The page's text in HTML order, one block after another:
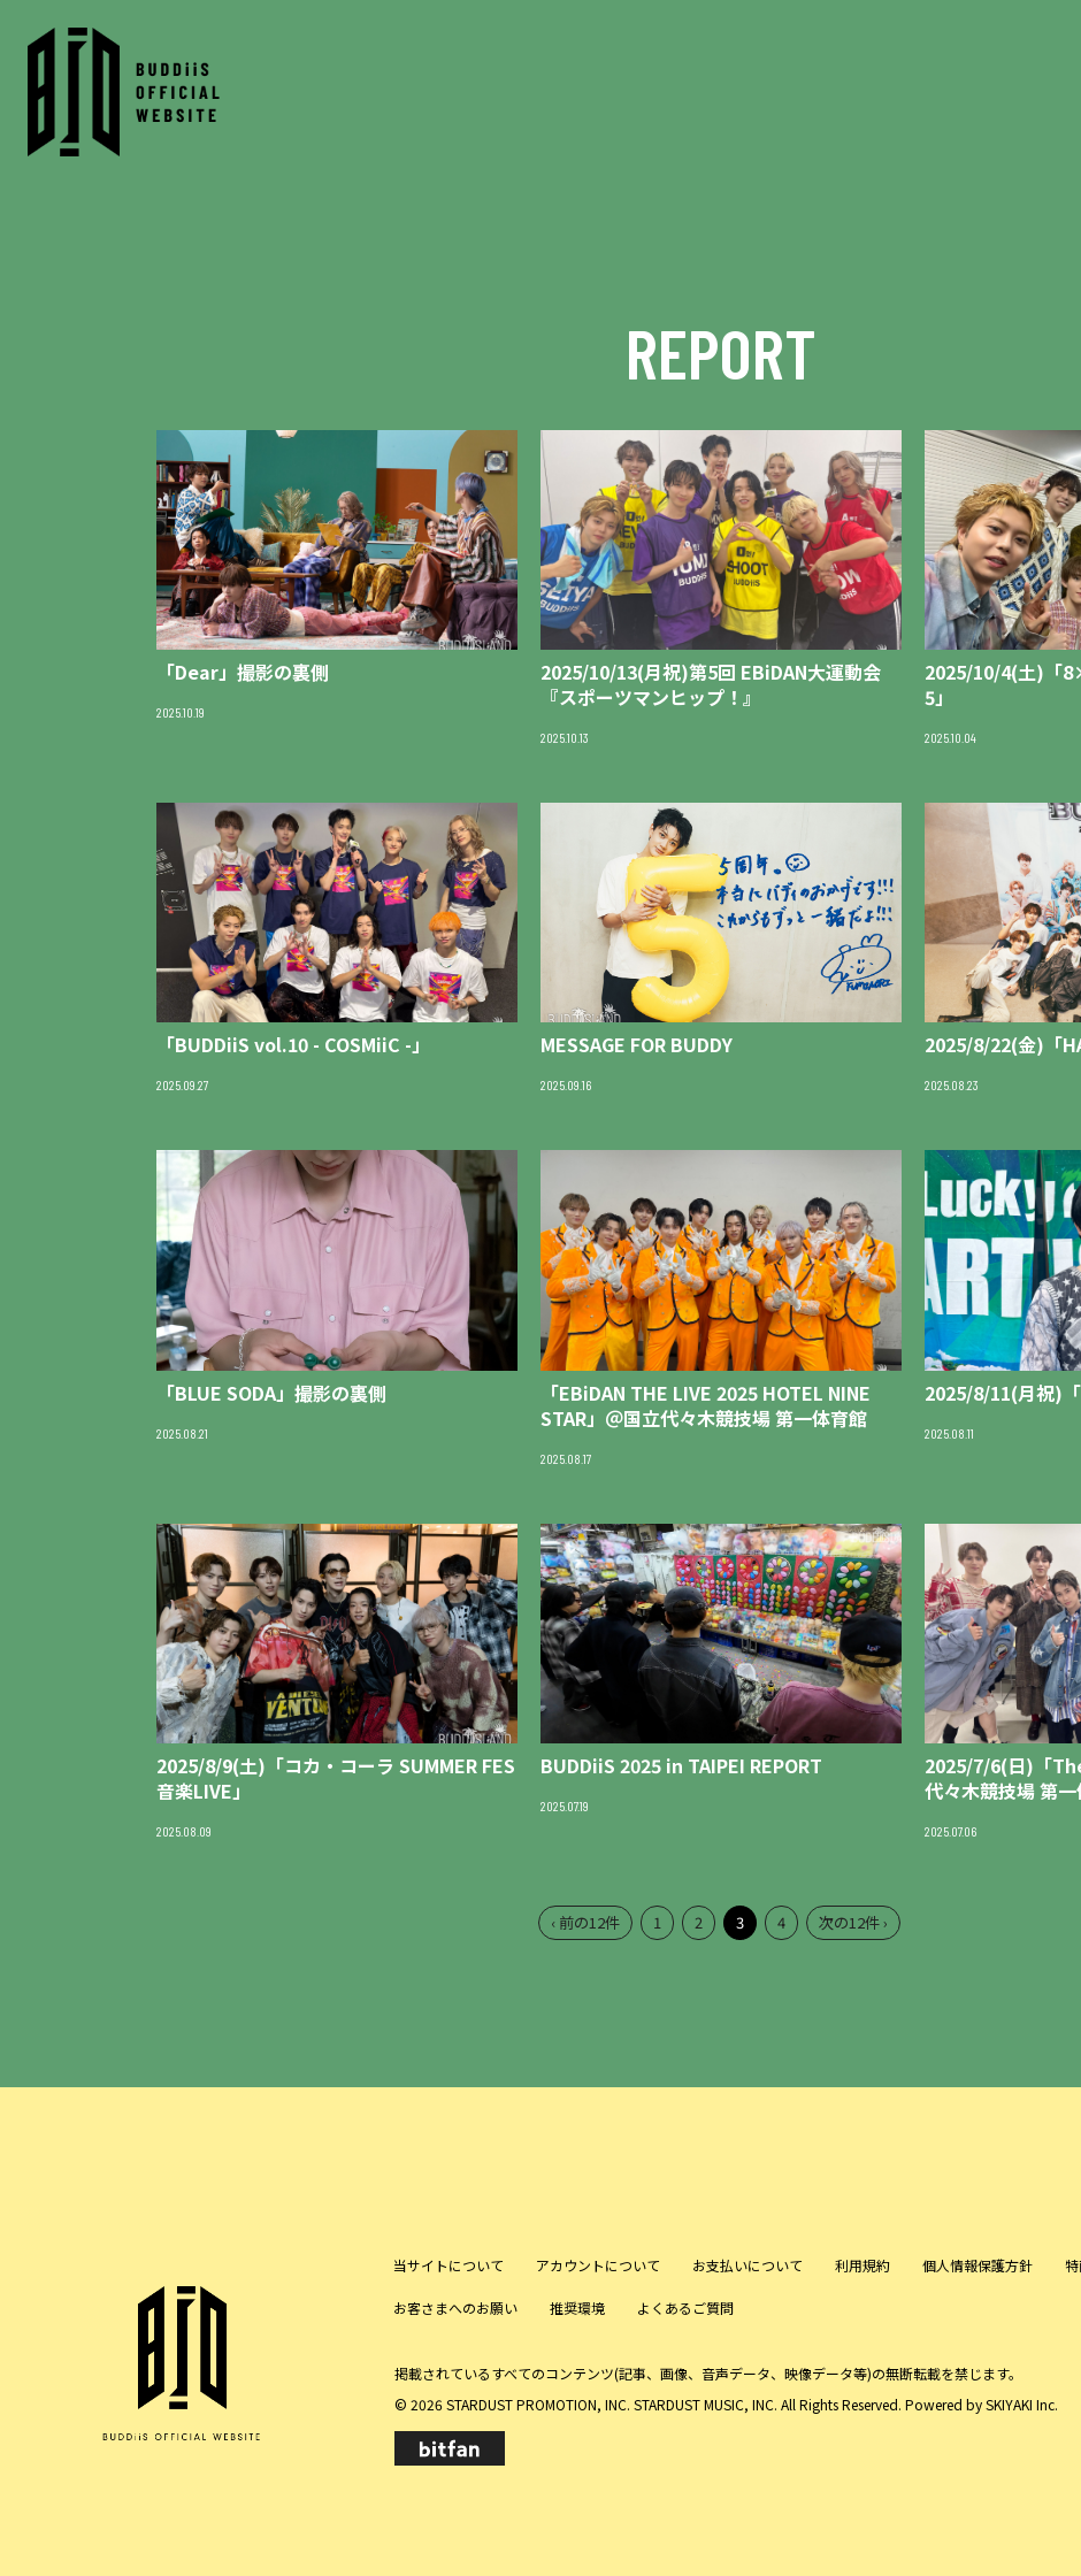
REPORT
「Dear」撮影の裏側
2025.10.19
2025/10/13(月祝)第5回 EBiDAN⼤運動会
『スポーツマンヒップ！』
2025.10.13
2025/10/4(土)「
5」
2025.10.04
「BUDDiiS vol.10 - COSMiiC -」
2025.09.27
MESSAGE FOR BUDDY
2025.09.16
2025/8/22(金)「
2025.08.23
「BLUE SODA」撮影の裏側
2025.08.21
「EBiDAN THE LIVE 2025 HOTEL NINE
STAR」＠国立代々木競技場 第一体育館
2025.08.17
2025/8/11(月祝)
2025.08.11
2025/8/9(土)「コカ・コーラ SUMMER FES
音楽LIVE」
2025.08.09
BUDDiiS 2025 in TAIPEI REPORT
2025.07.19
2025/7/6(日)「
代々木競技場 第
2025.07.06
‹ 前の12件 1 2 3 4 次の12件 ›
当サイトについて アカウントについて お支払いについて 利用規約 個人情報保護方針
お客さまへのお願い 推奨環境 よくあるご質問
掲載されているすべてのコンテンツ(記事、画像、音声データ、映像データ等)の無断転載を禁じます。
© 2026 STARDUST PROMOTION, INC. STARDUST MUSIC, INC. All Rights Reserved. Powered bySKIYAKI Inc.